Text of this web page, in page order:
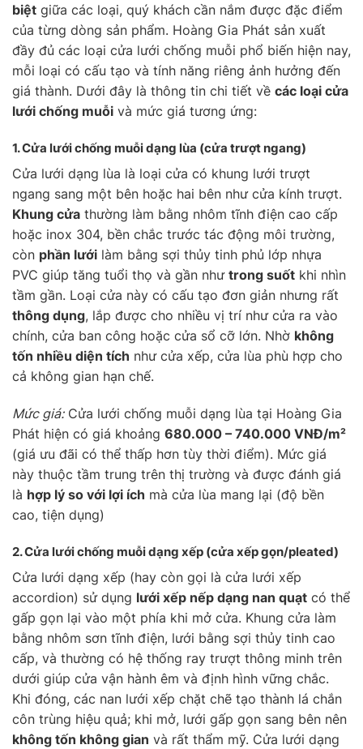
biệt giữa các loại, quý khách cần nắm được đặc điểm
của từng dòng sản phẩm. Hoàng Gia Phát sản xuất
đầy đủ các loại cửa lưới chống muỗi phổ biến hiện nay,
mỗi loại có cấu tạo và tính năng riêng ảnh hưởng đến
giá thành. Dưới đây là thông tin chi tiết về các loại cửa
lưới chống muỗi và mức giá tương ứng:
1. Cửa lưới chống muỗidạng lùa (cửa trượt ngang)
Cửa lưới dạng lùa là loại cửa có khung lưới trượt
ngang sang một bên hoặc hai bên như cửa kính trượt.
Khung cửa thường làm bằng nhôm tĩnh điện cao cấp
hoặc inox 304, bền chắc trước tác động môi trường,
còn phần lưới làm bằng sợi thủy tinh phủ lớp nhựa
PVC giúp tăng tuổi thọ và gần như trong suốt khi nhìn
tầm gần. Loại cửa này có cấu tạo đơn giản nhưng rất
thông dụng, lắp được cho nhiều vị trí như cửa ra vào
chính, cửa ban công hoặc cửa sổ cỡ lớn. Nhờ không
tốn nhiều diện tích như cửa xếp, cửa lùa phù hợp cho
cả không gian hạn chế.
Mức giá:Cửa lưới chống muỗi dạng lùa tại Hoàng Gia
Phát hiện có giá khoảng 680.000 – 740.000 VNĐ/m²
(giá ưu đãi có thể thấp hơn tùy thời điểm). Mức giá
này thuộc tầm trung trên thị trường và được đánh giá
là hợp lý so với lợi ích mà cửa lùa mang lại (độ bền
cao, tiện dụng)
2. Cửa lưới chống muỗidạng xếp (cửa xếp gọn/pleated)
Cửa lưới dạng xếp (hay còn gọi là cửa lưới xếp
accordion) sử dụng lưới xếp nếp dạng nan quạt có thể
gấp gọn lại vào một phía khi mở cửa. Khung cửa làm
bằng nhôm sơn tĩnh điện, lưới bằng sợi thủy tinh cao
cấp, và thường có hệ thống ray trượt thông minh trên
dưới giúp cửa vận hành êm và định hình vững chắc.
Khi đóng, các nan lưới xếp chặt chẽ tạo thành lá chắn
côn trùng hiệu quả; khi mở, lưới gấp gọn sang bên nên
không tốn không gian và rất thẩm mỹ. Cửa lưới dạng